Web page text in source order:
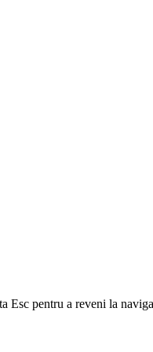
Esc pentru a reveni la